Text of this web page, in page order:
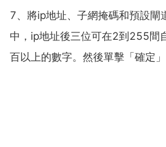
7、將ip地址、子網掩碼和預設閘
中，ip地址後三位可在2到255間
百以上的數字。然後單擊「確定」